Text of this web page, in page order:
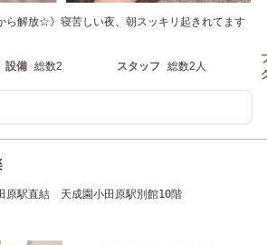
ら解放☆》寝苦しい夜、朝スッキリ起きれてます
設備 総数2 スタッフ 総数2人
原駅直結 天成園小田原駅別館10階